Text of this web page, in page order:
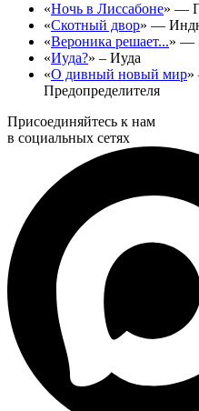
«Ночь в Лиссабоне» —
«Скотный двор» —
«Вероника решает...» —
«Иуда?» – Иуда
«О дивный новый мир
Предопределителя
Присоединяйтесь к нам
в социальных сетях